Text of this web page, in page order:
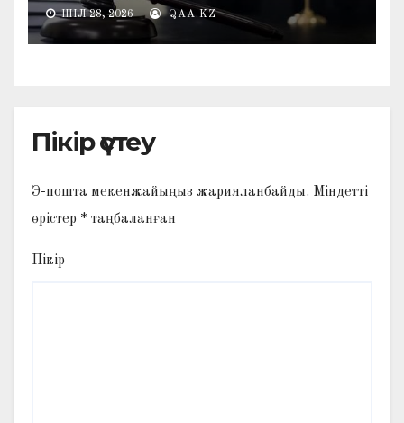
ШІЛ 28, 2026 QAA.KZ
Пікір үстеу
Э-пошта мекенжайыңыз жарияланбайды. Міндетті
өрістер * таңбаланған
Пікір